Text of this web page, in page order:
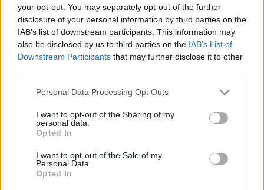
your opt-out. You may separately opt-out of the further
disclosure of your personal information by third parties on the
IAB’s list of downstream participants. This information may
also be disclosed by us to third parties on the IAB’s List of
Downstream Participants that may further disclose it to other
Personal Data Processing Opt Outs
I want to opt-out of the Sharing of my
personal data.
Opted In
I want to opt-out of the Sale of my
Personal Data.
Opted In
Recherche par lettres. Entrez
toutes les lettres du puzzle:
Recherche